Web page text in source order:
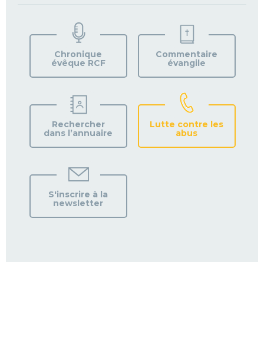
VOTRE
PAROISSE
Chronique
évêque RCF
Commentaire
évangile
Rechercher
dans l’annuaire
Lutte contre les
abus
S'inscrire à la
newsletter